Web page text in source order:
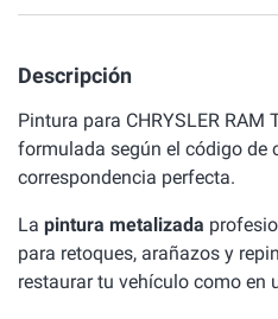
Descripción
Pintura para CHRYSLER RAM
formulada según el código de
correspondencia perfecta.
La pintura metalizada
para retoques, arañazos y
restaurar tu vehículo como en